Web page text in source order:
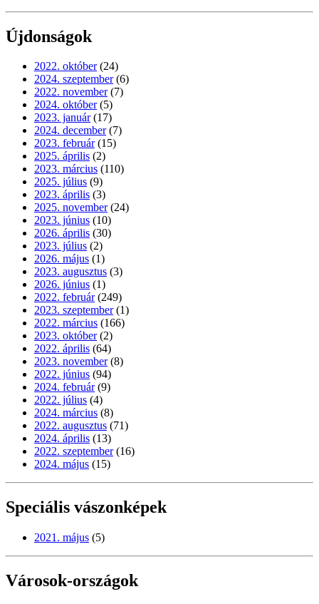
Újdonságok
2022. október (24)
2024. szeptember (6)
2022. november (7)
2024. október (5)
2023. január (17)
2024. december (7)
2023. február (15)
2025. április (2)
2023. március (110)
2025. július (9)
2023. április (3)
2025. november (24)
2023. június (10)
2026. április (30)
2023. július (2)
2026. május (1)
2023. augusztus (3)
2026. június (1)
2022. február (249)
2023. szeptember (1)
2022. március (166)
2023. október (2)
2022. április (64)
2023. november (8)
2022. június (94)
2024. február (9)
2022. július (4)
2024. március (8)
2022. augusztus (71)
2024. április (13)
2022. szeptember (16)
2024. május (15)
Speciális vászonképek
2021. május (5)
Városok-országok